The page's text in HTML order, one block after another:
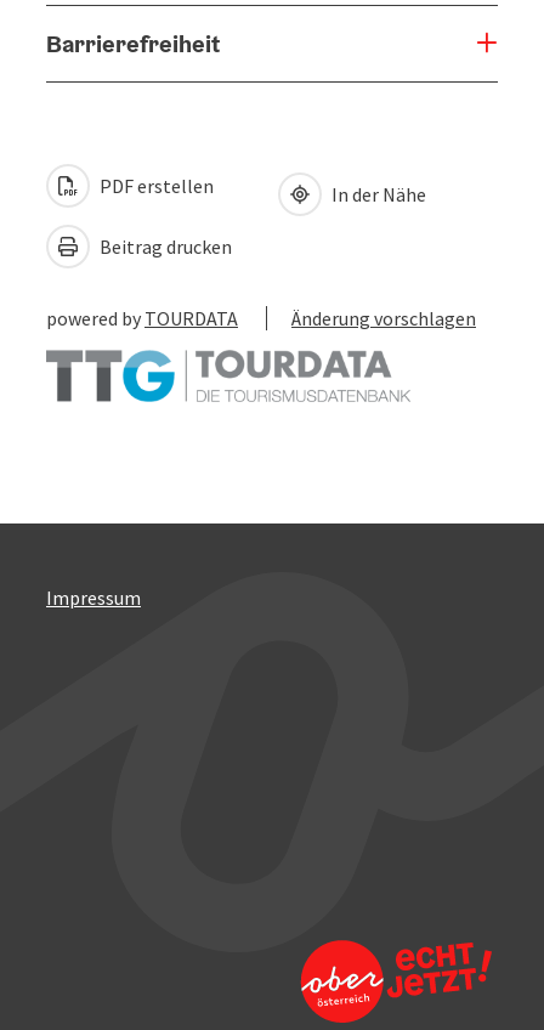
Barrierefreiheit
PDF erstellen
Beitrag drucken
In der Nähe
powered by TOURDATA Änderung vorschlagen
Impressum